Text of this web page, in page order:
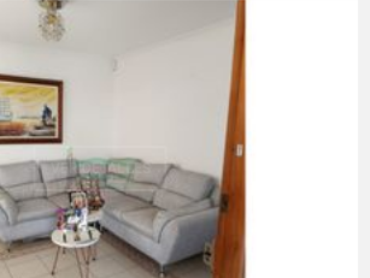
VER DETALLES